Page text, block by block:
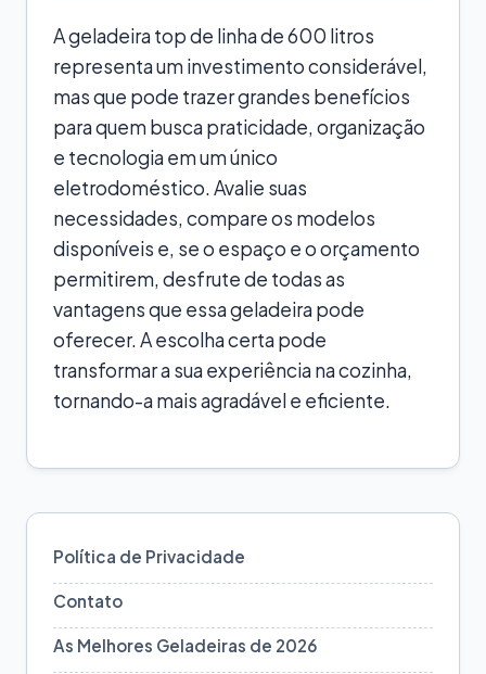
A geladeira top de linha de 600 litros
representa um investimento considerável,
mas que pode trazer grandes benefícios
para quem busca praticidade, organização
e tecnologia em um único
eletrodoméstico. Avalie suas
necessidades, compare os modelos
disponíveis e, se o espaço e o orçamento
permitirem, desfrute de todas as
vantagens que essa geladeira pode
oferecer. A escolha certa pode
transformar a sua experiência na cozinha,
tornando-a mais agradável e eficiente.
Política de Privacidade
Contato
As Melhores Geladeiras de 2026